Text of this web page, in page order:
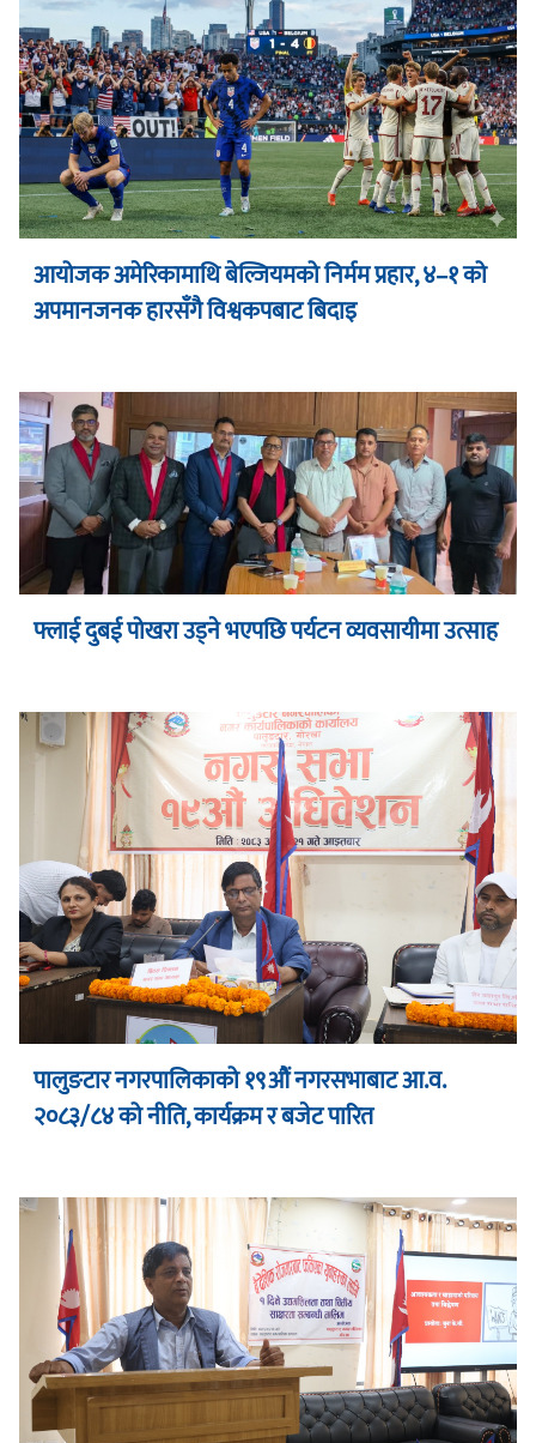
आयोजक अमेरिकामाथि बेल्जियमको निर्मम प्रहार, ४–१ को
अपमानजनक हारसँगै विश्वकपबाट बिदाइ
फ्लाई दुबई पोखरा उड्ने भएपछि पर्यटन व्यवसायीमा उत्साह
पालुङटार नगरपालिकाको १९औं नगरसभाबाट आ.व.
२०८३/८४ को नीति, कार्यक्रम र बजेट पारित